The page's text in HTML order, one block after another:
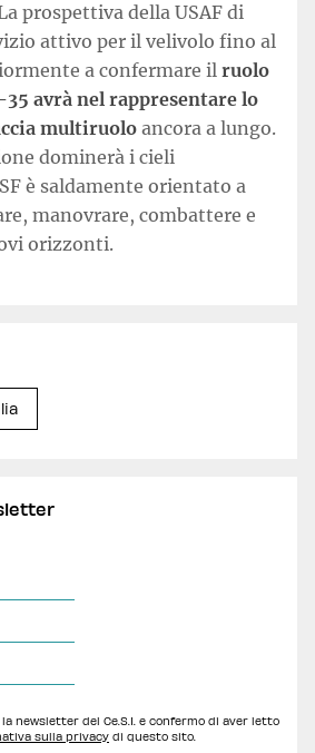
prospettiva della USAF di
attivo per il velivolo fino al
a confermare il ruolo
avrà nel rappresentare lo
multiruolo ancora a lungo.
dominerà i cieli
è saldamente orientato a
manovrare, combattere e
orizzonti.
newsletter del Ce.S.I. e confermo di aver letto
sulla privacy di questo sito.